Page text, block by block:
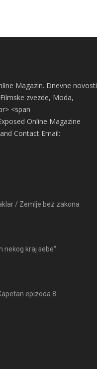
Magazin. Dnevne novosti
zvezde, Moda,
<span
Online Magazine
Contact Email:
/ Zemlje bez zakona
nekog kraj sebe“
epizoda 8